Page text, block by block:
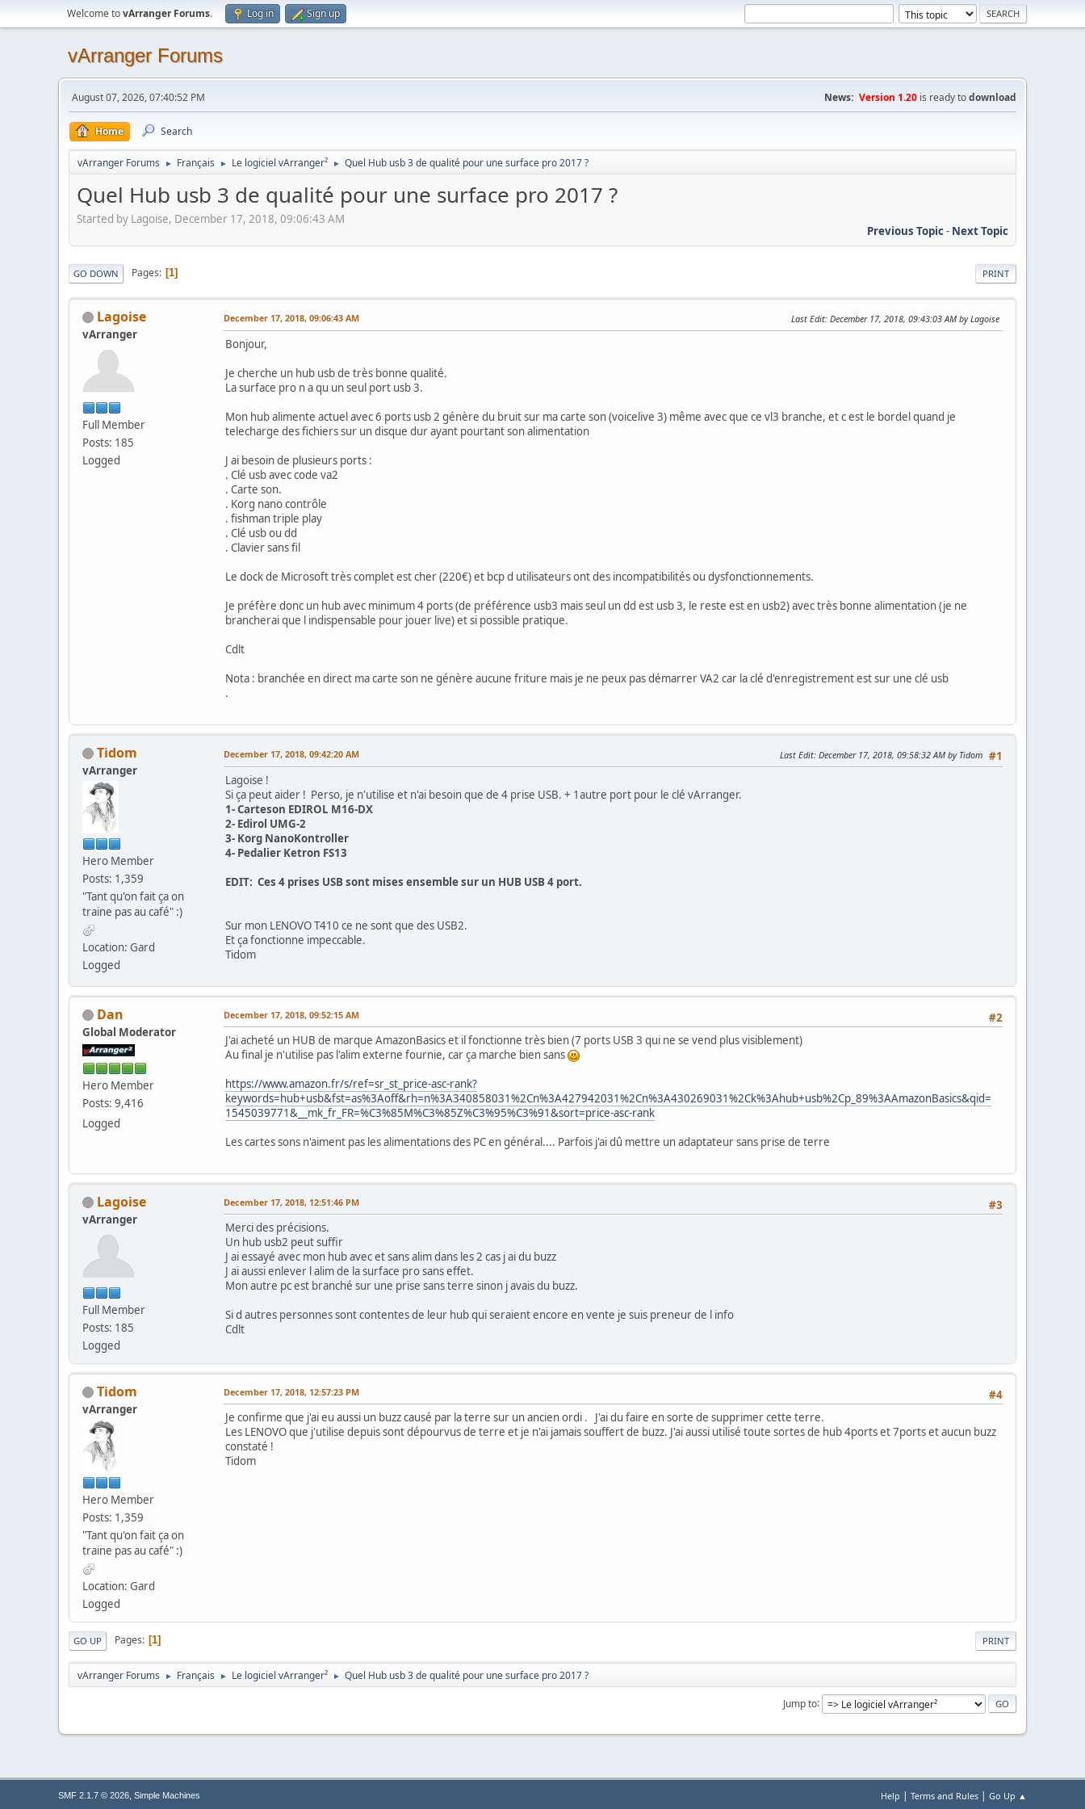
Welcome tovArranger Forums. Log in Sign up
vArranger Forums
August 07, 2026, 07:40:52 PM News: Version 1.20 is ready todownload
Home Search
vArranger Forums ► Français ► Le logiciel vArranger² ► Quel Hub usb 3 de qualité pour une surface pro 2017 ?
Quel Hub usb 3 de qualité pour une surface pro 2017 ?
Started by Lagoise, December 17, 2018, 09:06:43 AM
Previous Topic- Next Topic
PRINT
GO DOWN Pages 1
Lagoise
vArranger
Full Member
Posts: 185
Logged
December 17, 2018, 09:06:43 AM Last Edit: December 17, 2018, 09:43:03 AM by Lagoise
Bonjour,
Je cherche un hub usb de très bonne qualité.
La surface pro n a qu un seul port usb 3.
Mon hub alimente actuel avec 6 ports usb 2 génère du bruit sur ma carte son (voicelive 3) même avec que ce vl3 branche, et c est le bordel quand je
telecharge des fichiers sur un disque dur ayant pourtant son alimentation
J ai besoin de plusieurs ports :
. Clé usb avec code va2
. Carte son.
. Korg nano contrôle
. fishman triple play
. Clé usb ou dd
. Clavier sans fil
Le dock de Microsoft très complet est cher (220€) et bcp d utilisateurs ont des incompatibilités ou dysfonctionnements.
Je préfère donc un hub avec minimum 4 ports (de préférence usb3 mais seul un dd est usb 3, le reste est en usb2) avec très bonne alimentation (je ne
brancherai que l indispensable pour jouer live) et si possible pratique.
Cdlt
Nota : branchée en direct ma carte son ne génère aucune friture mais je ne peux pas démarrer VA2 car la clé d'enregistrement est sur une clé usb
.
Tidom
vArranger
Hero Member
Posts: 1,359
"Tant qu'on fait ça on
traine pas au café" :)
Location: Gard
Logged
#1
December 17, 2018, 09:42:20 AM Last Edit: December 17, 2018, 09:58:32 AM by Tidom
Lagoise !
Si ça peut aider ! Perso, je n'utilise et n'ai besoin que de 4 prise USB. + 1autre port pour le clé vArranger.
1- Carteson EDIROL M16-DX
2- Edirol UMG-2
3- Korg NanoKontroller
4- Pedalier Ketron FS13
EDIT: Ces 4 prises USB sont mises ensemble sur un HUB USB 4 port.
Sur mon LENOVO T410 ce ne sont que des USB2.
Et ça fonctionne impeccable.
Tidom
Dan
Global Moderator
Hero Member
Posts: 9,416
Logged
#2
December 17, 2018, 09:52:15 AM
J'ai acheté un HUB de marque AmazonBasics et il fonctionne très bien (7 ports USB 3 qui ne se vend plus visiblement)
Au final je n'utilise pas l'alim externe fournie, car ça marche bien sans
https://www.amazon.fr/s/ref=sr_st_price-asc-rank?
keywords=hub+usb&fst=as%3Aoff&rh=n%3A340858031%2Cn%3A427942031%2Cn%3A430269031%2Ck%3Ahub+usb%2Cp_89%3AAmazonBasics&qid=
1545039771&__mk_fr_FR=%C3%85M%C3%85Z%C3%95%C3%91&sort=price-asc-rank
Les cartes sons n'aiment pas les alimentations des PC en général.... Parfois j'ai dû mettre un adaptateur sans prise de terre
Lagoise
vArranger
Full Member
Posts: 185
Logged
#3
December 17, 2018, 12:51:46 PM
Merci des précisions.
Un hub usb2 peut suffir
J ai essayé avec mon hub avec et sans alim dans les 2 cas j ai du buzz
J ai aussi enlever l alim de la surface pro sans effet.
Mon autre pc est branché sur une prise sans terre sinon j avais du buzz.
Si d autres personnes sont contentes de leur hub qui seraient encore en vente je suis preneur de l info
Cdlt
Tidom
vArranger
Hero Member
Posts: 1,359
"Tant qu'on fait ça on
traine pas au café" :)
Location: Gard
Logged
#4
December 17, 2018, 12:57:23 PM
Je confirme que j'ai eu aussi un buzz causé par la terre sur un ancien ordi . J'ai du faire en sorte de supprimer cette terre.
Les LENOVO que j'utilise depuis sont dépourvus de terre et je n'ai jamais souffert de buzz. J'ai aussi utilisé toute sortes de hub 4ports et 7ports et aucun buzz
constaté !
Tidom
PRINT
GO UP Pages 1
vArranger Forums ► Français ► Le logiciel vArranger² ► Quel Hub usb 3 de qualité pour une surface pro 2017 ?
Jump to
Help | Terms and Rules | Go Up ▲
SMF 2.1.7 © 2026, Simple Machines